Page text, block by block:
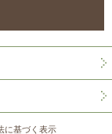
に基づく表示